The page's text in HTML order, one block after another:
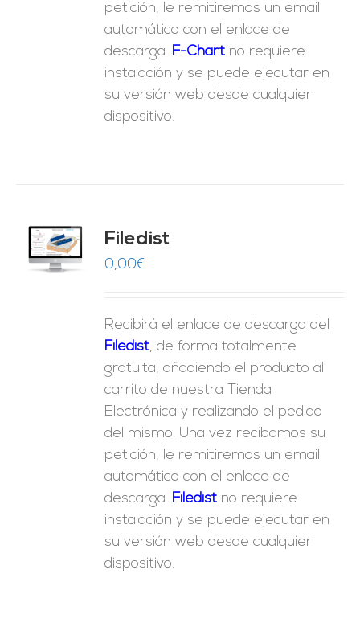
petición, le remitiremos un email
automático con el enlace de
descarga. F-Chart no requiere
instalación y se puede ejecutar en
su versión web desde cualquier
dispositivo.
Filedist
0,00€
Recibirá el enlace de descarga del
Filedist, de forma totalmente
gratuita, añadiendo el producto al
carrito de nuestra Tienda
Electrónica y realizando el pedido
del mismo. Una vez recibamos su
petición, le remitiremos un email
automático con el enlace de
descarga. Filedist no requiere
instalación y se puede ejecutar en
su versión web desde cualquier
dispositivo.